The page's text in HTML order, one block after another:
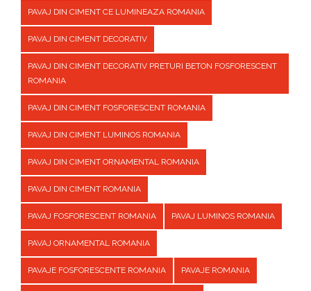
PAVAJ DIN CIMENT CE LUMINEAZA ROMANIA
PAVAJ DIN CIMENT DECORATIV
PAVAJ DIN CIMENT DECORATIV PRETURI BETON FOSFORESCENT
ROMANIA
PAVAJ DIN CIMENT FOSFORESCENT ROMANIA
PAVAJ DIN CIMENT LUMINOS ROMANIA
PAVAJ DIN CIMENT ORNAMENTAL ROMANIA
PAVAJ DIN CIMENT ROMANIA
PAVAJ FOSFORESCENT ROMANIA PAVAJ LUMINOS ROMANIA
PAVAJ ORNAMENTAL ROMANIA
PAVAJE FOSFORESCENTE ROMANIA PAVAJE ROMANIA